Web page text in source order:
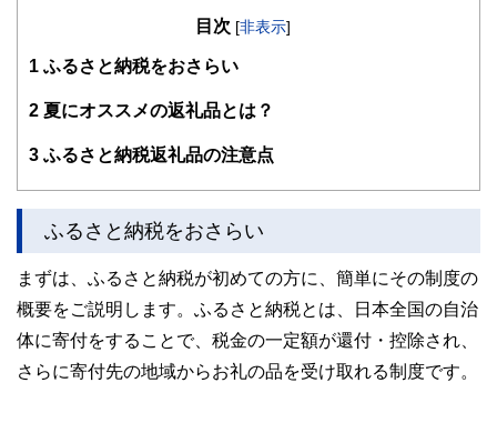
て、ファイナンシャルプランナーとして活動。現在は日本東
て、金融記事の執筆活動を行っています
http://fp.shitanaka.com/”
目次 [非表示]
1 ふるさと納税をおさらい
2 夏にオススメの返礼品とは？
3 ふるさと納税返礼品の注意点
ふるさと納税をおさらい
まずは、ふるさと納税が初めての方に、簡単にその制度の
概要をご説明します。ふるさと納税とは、日本全国の自治
体に寄付をすることで、税金の一定額が還付・控除され、
さらに寄付先の地域からお礼の品を受け取れる制度です。